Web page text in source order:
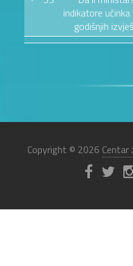
indikatore
godišnjih
Copyright © 2026 Centar